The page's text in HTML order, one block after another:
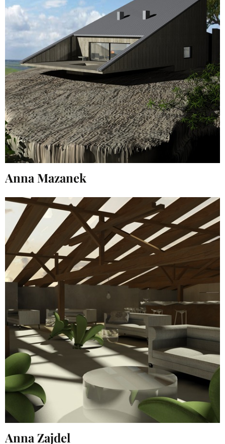
Anna Mazanek
Anna Zajdel